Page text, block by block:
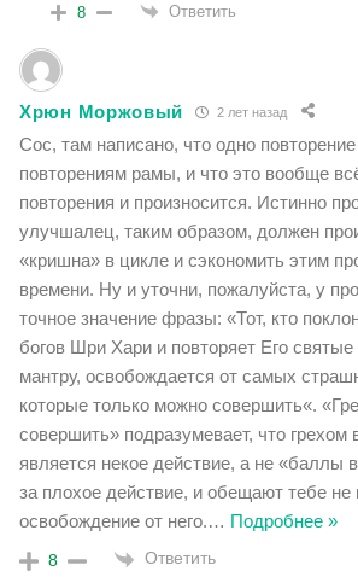
8 Ответить
Хрюн Моржовый 2 лет назад
Сос, там написано, что одно
повторениям рамы, и что это вообще
повторения и произносится. Истинно
улучшалец, таким образом, должен
«кришна» в цикле и сэкономить этим
времени. Ну и уточни, пожалуйста, у
точное значение фразы: «Тот, кто
богов Шри Хари и повторяет Его
мантру, освобождается от самых
которые только можно совершить«.
совершить» подразумевает, что грехом
является некое действие, а не «баллы
за плохое действие, и обещают тебе не
освобождение от него.… Подробнее »
8 Ответить